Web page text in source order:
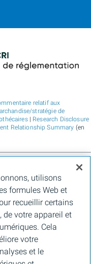
relatif aux
stratégie de
| Research Disclosure
Relationship Summary (en
de Montréal, de BMO
Europe Plc et de Bank of
auprès des clients
de laFINRAet de laSIPC
Services, LLC
que pour les services de
Nesbitt Burns Inc. (membre de
et membre du
et en Asie, de Bank of
Central Bank of Ireland) en
et réglementée par la
utilisons
formules Web et
recueillir certains
de votre appareil et
Cela
votre
et le